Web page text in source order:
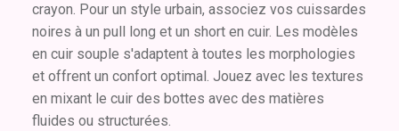
crayon. Pour un style urbain, associez vos cuissardes
noires à un pull long et un short en cuir. Les modèles
en cuir souple s'adaptent à toutes les morphologies
et offrent un confort optimal. Jouez avec les textures
en mixant le cuir des bottes avec des matières
fluides ou structurées.